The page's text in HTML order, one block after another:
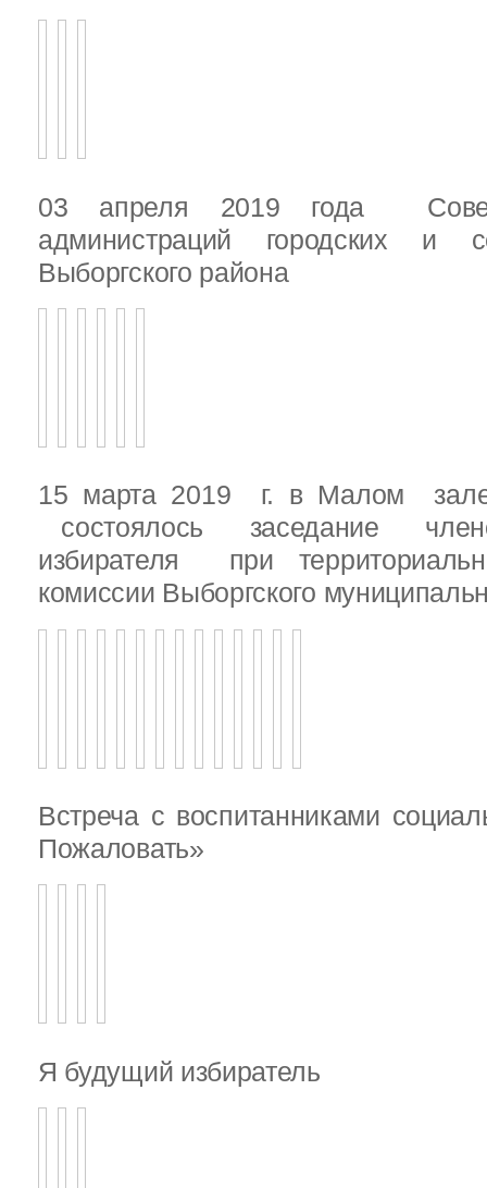
03 апреля 2019 года
администраций городских и
Выборгского района
15 марта 2019 г. в Малом
состоялось заседание
избирателя при
комиссии Выборгского
Встреча с воспитанниками
Пожаловать»
Я будущий избиратель